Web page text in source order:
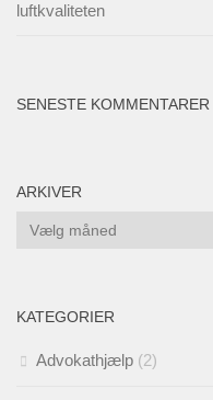
luftkvaliteten
SENESTE KOMMENTARER
ARKIVER
Arkiver
KATEGORIER
Advokathjælp (2)